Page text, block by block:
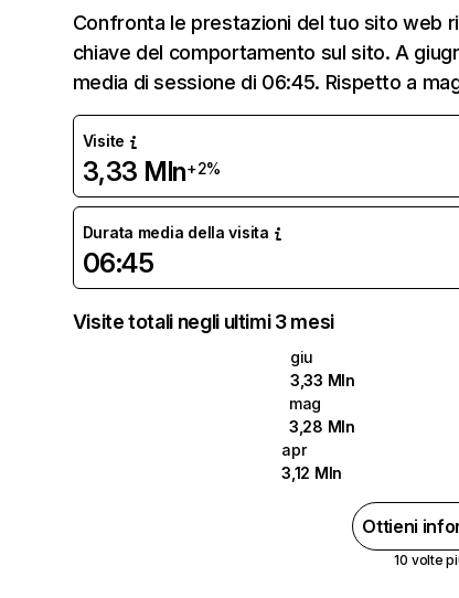
Confronta le prestazioni del tuo sito web
chiave del comportamento sul sito. A
media di sessione di 06:45. Rispetto a
Visite
3,33 Mln+2%
Durata media della visita
06:45
Visite totali negli ultimi 3 mesi
giu
3,33 Mln
mag
3,28 Mln
apr
3,12 Mln
Ottieni
10 volte